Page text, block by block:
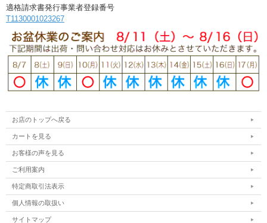
適格請求書発行事業者登録番号
T1130001023267
お店のトップへ戻る
カートを見る
お客様の声を見る
ご利用案内
特定商取引法表示
個人情報の取扱い
サイトマップ